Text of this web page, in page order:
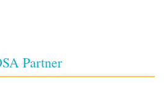
Partner